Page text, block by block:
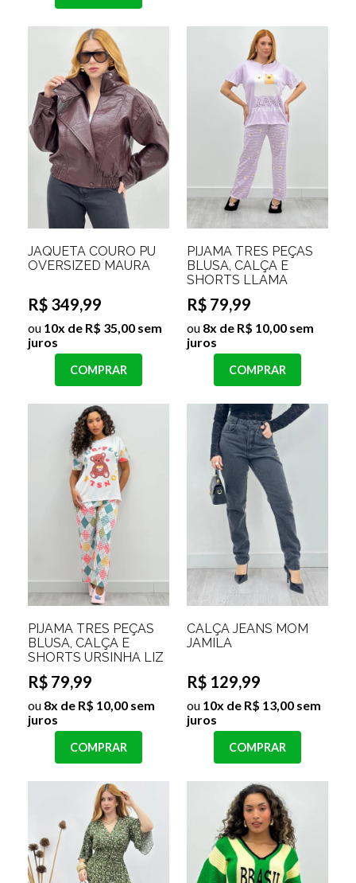
JAQUETA COURO PU
OVERSIZED MAURA
R$ 349,99
ou 10x de R$ 35,00 sem
juros
COMPRAR
PIJAMA TRES PEÇAS
BLUSA, CALÇA E
SHORTS LLAMA
R$ 79,99
ou 8x de R$ 10,00 sem
juros
COMPRAR
PIJAMA TRÊS PEÇAS
BLUSA, CALÇA E
SHORTS URSINHA LIZ
R$ 79,99
ou 8x de R$ 10,00 sem
juros
COMPRAR
CALÇA JEANS MOM
JAMILA
R$ 129,99
ou 10x de R$ 13,00 sem
juros
COMPRAR